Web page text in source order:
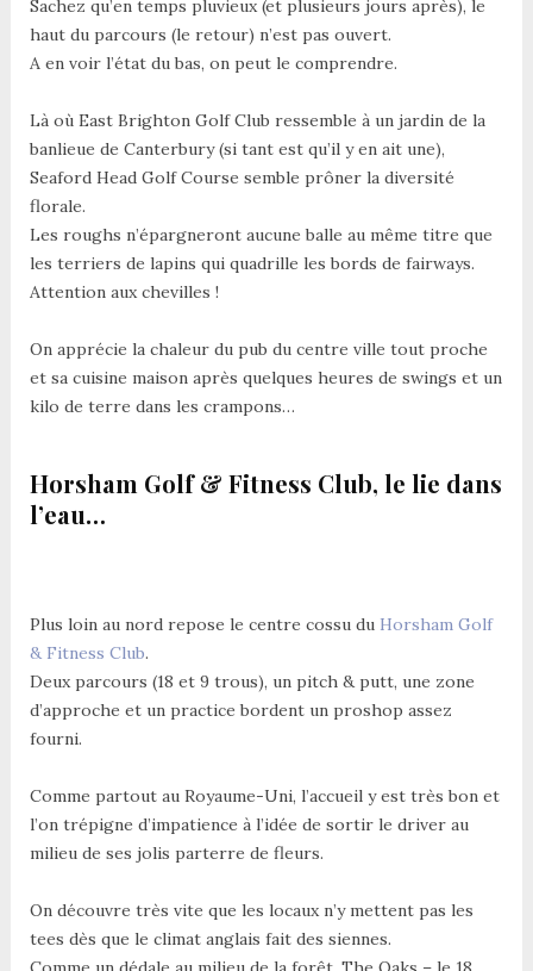
Sachez qu’en temps pluvieux (et plusieurs jours après), le
haut du parcours (le retour) n’est pas ouvert.
A en voir l’état du bas, on peut le comprendre.
Là où East Brighton Golf Club ressemble à un jardin de la
banlieue de Canterbury (si tant est qu’il y en ait une),
Seaford Head Golf Course semble prôner la diversité
florale.
Les roughs n’épargneront aucune balle au même titre que
les terriers de lapins qui quadrille les bords de fairways.
Attention aux chevilles !
On apprécie la chaleur du pub du centre ville tout proche
et sa cuisine maison après quelques heures de swings et un
kilo de terre dans les crampons…
Horsham Golf & Fitness Club, le lie dans
l’eau…
Plus loin au nord repose le centre cossu du Horsham Golf
& Fitness Club.
Deux parcours (18 et 9 trous), un pitch & putt, une zone
d’approche et un practice bordent un proshop assez
fourni.
Comme partout au Royaume-Uni, l’accueil y est très bon et
l’on trépigne d’impatience à l’idée de sortir le driver au
milieu de ses jolis parterre de fleurs.
On découvre très vite que les locaux n’y mettent pas les
tees dès que le climat anglais fait des siennes.